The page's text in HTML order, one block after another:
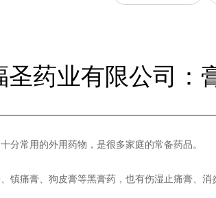
圣药业有限公司：
分常用的外用药物，是很多家庭的常备药品。
镇痛膏、狗皮膏等黑膏药，也有伤湿止痛膏、消